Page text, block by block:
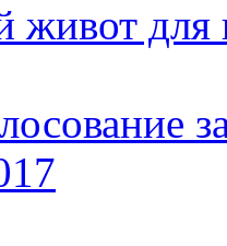
живот для